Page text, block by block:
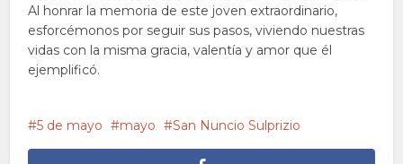
Al honrar la memoria de este joven extraordinario,
esforcémonos por seguir sus pasos, viviendo nuestras
vidas con la misma gracia, valentía y amor que él
ejemplificó.
5 de mayo mayo San Nuncio Sulprizio